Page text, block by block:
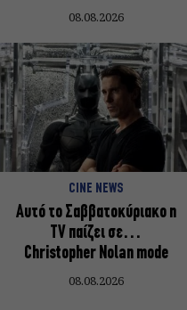
08.08.2026
CINE NEWS
Αυτό το Σαββατοκύριακο η
TV παίζει σε…
Christopher Nolan mode
08.08.2026